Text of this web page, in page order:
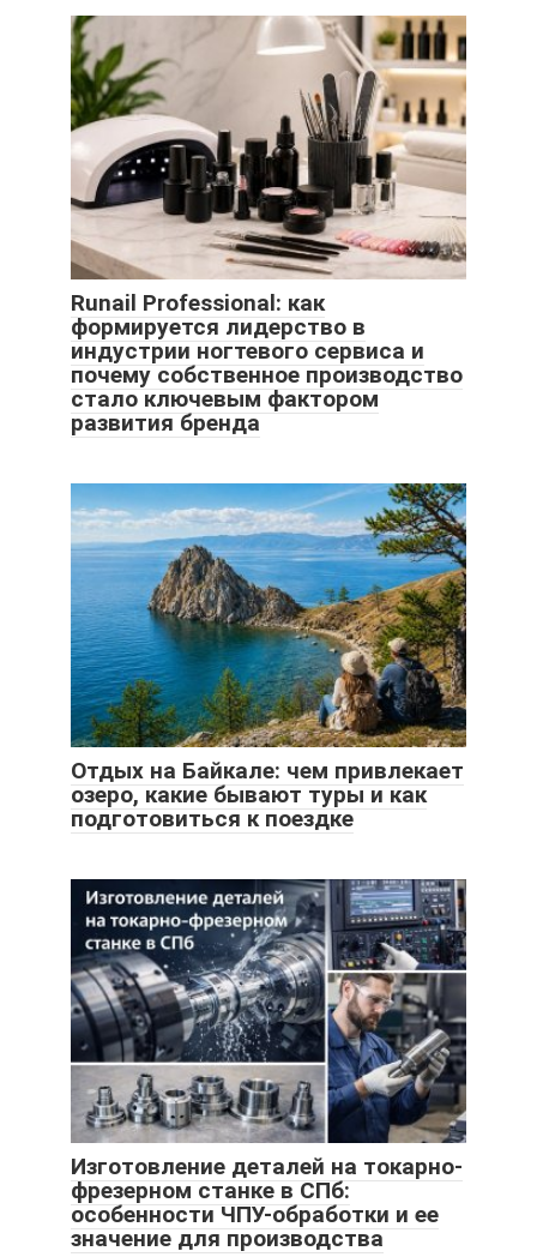
Runail Professional: как
формируется лидерство в
индустрии ногтевого сервиса и
почему собственное производство
стало ключевым фактором
развития бренда
Отдых на Байкале: чем привлекает
озеро, какие бывают туры и как
подготовиться к поездке
Изготовление деталей на токарно-
фрезерном станке в СПб:
особенности ЧПУ-обработки и ее
значение для производства